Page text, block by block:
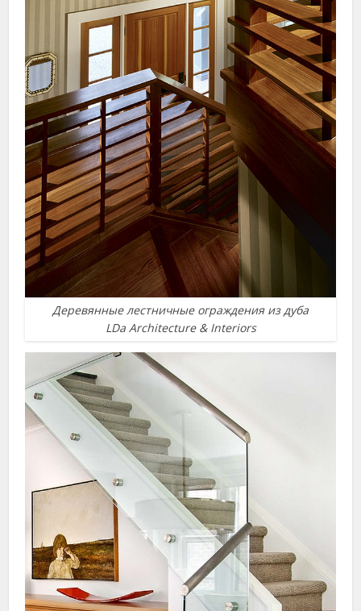
Деревянные лестничные ограждения из дуба
LDa Architecture & Interiors